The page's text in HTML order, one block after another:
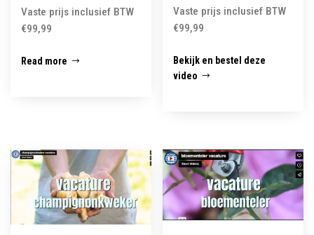
Vaste prijs inclusief BTW
€99,99
Read more
Vaste prijs inclusief BTW
€99,99
Bekijk en bestel deze
video